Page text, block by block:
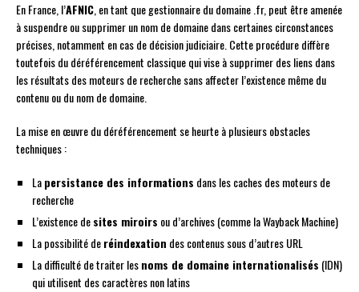
En France, l’AFNIC , en tant que gestionnaire du domaine .fr, peut être amenée
à suspendre ou supprimer un nom de domaine dans certaines circonstances
précises, notamment en cas de décision judiciaire. Cette procédure diffère
toutefois du déréférencement classique qui vise à supprimer des liens dans
les résultats des moteurs de recherche sans affecter l’existence même du
contenu ou du nom de domaine.
La mise en œuvre du déréférencement se heurte à plusieurs obstacles
techniques :
Lapersistance des informations dans les caches des moteurs de
recherche
L’existence desites miroirs ou d’archives (comme la Wayback Machine)
La possibilité deréindexation des contenus sous d’autres URL
La difficulté de traiter lesnoms de domaine internationalisés (IDN)
qui utilisent des caractères non latins